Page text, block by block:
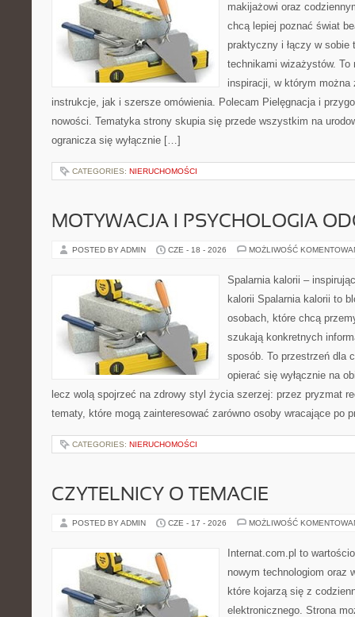
makijażowi oraz
chcą lepiej poznać świat
praktyczny i łączy w sobie
technikami wizażystów. To
inspiracji, w którym można
instrukcje, jak i szersze omówienia. Polecam Pielęgnacja i
nowości. Tematyka strony skupia się przede wszystkim na
ogranicza się wyłącznie […]
CATEGORIES: NIERUCHOMOŚCI
MOTYWACJA I PSYCHOLOGIA
POSTED BY ADMIN CZE - 18 - 2026 MOŻLIWOŚĆ
Spalarnia kalorii –
kalorii Spalarnia kalorii to
osobach, które chcą
szukają konkretnych
sposób. To przestrzeń dla
opierać się wyłącznie na
lecz wolą spojrzeć na zdrowy styl życia szerzej: przez pryzmat
tematy, które mogą zainteresować zarówno osoby wracające po
CATEGORIES: NIERUCHOMOŚCI
CZYTELNICY O TEMACIE
POSTED BY ADMIN CZE - 17 - 2026 MOŻLIWOŚĆ
Internat.com.pl to
nowym technologiom oraz
które kojarzą się z
elektronicznego. Strona